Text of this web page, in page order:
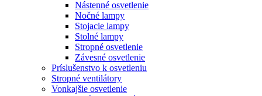
Nástenné osvetlenie
Nočné lampy
Stojacie lampy
Stolné lampy
Stropné osvetlenie
Závesné osvetlenie
Príslušenstvo k osvetleniu
Stropné ventilátory
Vonkajšie osvetlenie